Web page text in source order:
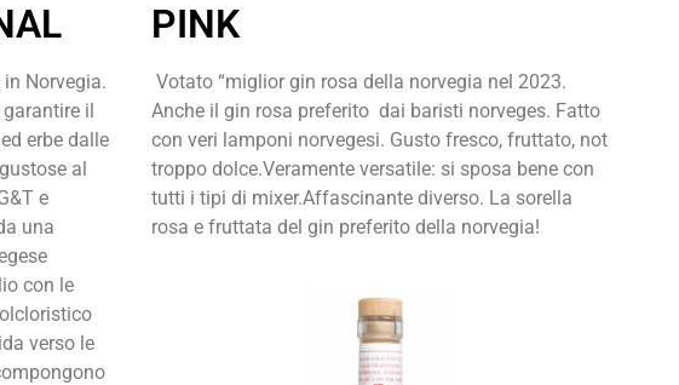
Norvegia.
garantire il
erbe dalle
al
e
una
con le
da verso le
pongono
PINK
Votato “miglior gin rosa della norvegia nel 2023.
Anche il gin rosa preferito dai baristi norveges. Fatto
con veri lamponi norvegesi. Gusto fresco, fruttato, not
troppo dolce.Veramente versatile: si sposa bene con
tutti i tipi di mixer.Affascinante diverso. La sorella
rosa e fruttata del gin preferito della norvegia!